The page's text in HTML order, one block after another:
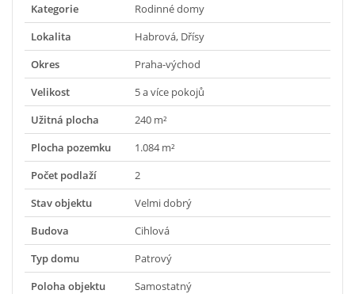
Kategorie
Rodinné domy
Lokalita
Habrová, Dřísy
Okres
Praha-východ
Velikost
5 a více pokojů
Užitná plocha
240 m²
Plocha pozemku
1.084 m²
Počet podlaží
2
Stav objektu
Velmi dobrý
Budova
Cihlová
Typ domu
Patrový
Poloha objektu
Samostatný